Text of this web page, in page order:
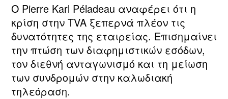
Ο Pierre Karl Péladeau αναφέρει ότι η
κρίση στην TVA ξεπερνά πλέον τις
δυνατότητες της εταιρείας. Επισημαίνει
την πτώση των διαφημιστικών εσόδων,
τον διεθνή ανταγωνισμό και τη μείωση
των συνδρομών στην καλωδιακή
τηλεόραση.